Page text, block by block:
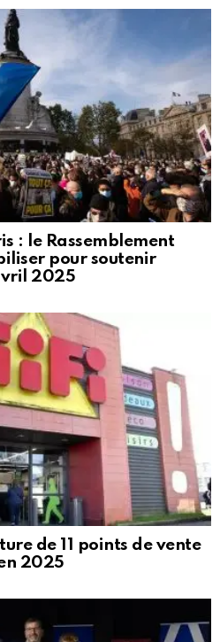
: le Rassemblement
pour soutenir
2025
de 11 points de vente
2025